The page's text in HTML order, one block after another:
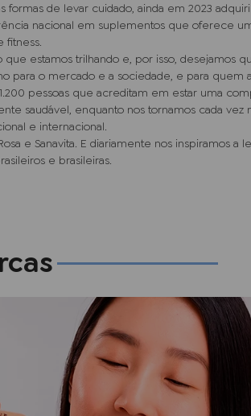
formas de levar cuidado, ainda em 2023
nacional em suplementos que oferece
fitness.
que estamos trilhando e, por isso, desejamos
para o mercado e a sociedade, e para quem
pessoas que acreditam em estar uma
saudável, enquanto nos tornamos cada vez
e internacional.
e Sanavita. E diariamente nos inspiramos a
e brasileiras.